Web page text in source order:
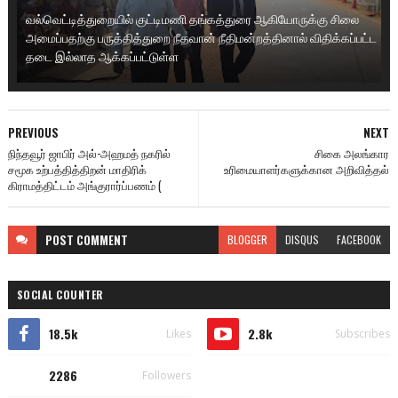
வல்வெட்டித்துறையில் குட்டிமணி தங்கத்துரை ஆகியோருக்கு சிலை
அமைப்பதற்கு பருத்தித்துறை நீதவான் நீதிமன்றத்தினால் விதிக்கப்பட்ட
தடை இல்லாத ஆக்கப்பட்டுள்ள
NEXT
சிகை அலங்கார
உரிமையாளர்களுக்கான அறிவித்தல்
PREVIOUS
நிந்தவூர் ஜாபிர் அல்-அஹமத் நகரில்
சமூக உற்பத்தித்திறன் மாதிரிக்
கிராமத்திட்டம் அங்குரார்ப்பணம் (
POST COMMENT BLOGGER DISQUS FACEBOOK
SOCIAL COUNTER
18.5k Likes 2.8k Subscribes
2286 Followers